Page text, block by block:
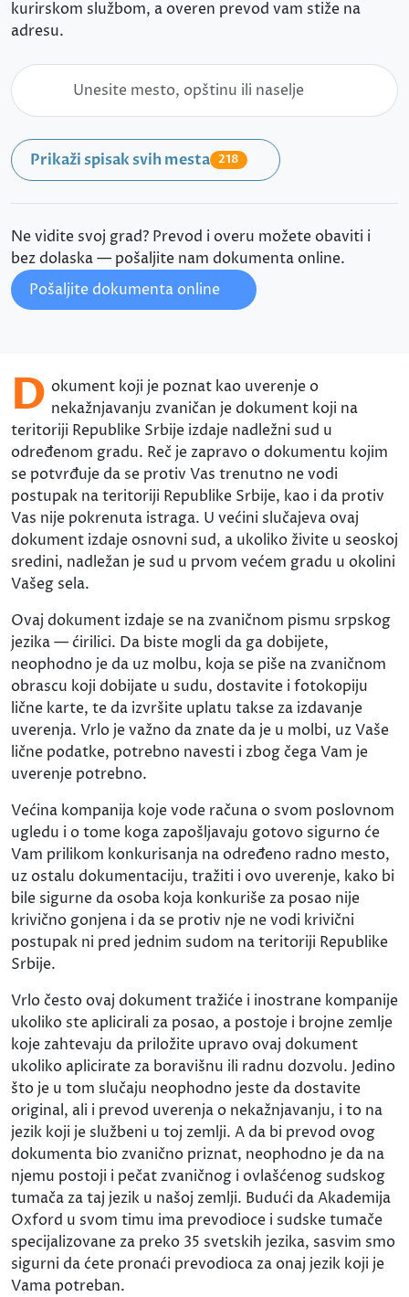
kurirskom službom, a overen prevod vam stiže na
adresu.
Prikaži spisak svih mesta 218
Ne vidite svoj grad? Prevod i overu možete obaviti i
bez dolaska — pošaljite nam dokumenta online.
Pošaljite dokumenta online
D okument koji je poznat kao uverenje o
nekažnjavanju zvaničan je dokument koji na
teritoriji Republike Srbije izdaje nadležni sud u
određenom gradu. Reč je zapravo o dokumentu kojim
se potvrđuje da se protiv Vas trenutno ne vodi
postupak na teritoriji Republike Srbije, kao i da protiv
Vas nije pokrenuta istraga. U većini slučajeva ovaj
dokument izdaje osnovni sud, a ukoliko živite u seoskoj
sredini, nadležan je sud u prvom većem gradu u okolini
Vašeg sela.
Ovaj dokument izdaje se na zvaničnom pismu srpskog
jezika — ćirilici. Da biste mogli da ga dobijete,
neophodno je da uz molbu, koja se piše na zvaničnom
obrascu koji dobijate u sudu, dostavite i fotokopiju
lične karte, te da izvršite uplatu takse za izdavanje
uverenja. Vrlo je važno da znate da je u molbi, uz Vaše
lične podatke, potrebno navesti i zbog čega Vam je
uverenje potrebno.
Većina kompanija koje vode računa o svom poslovnom
ugledu i o tome koga zapošljavaju gotovo sigurno će
Vam prilikom konkurisanja na određeno radno mesto,
uz ostalu dokumentaciju, tražiti i ovo uverenje, kako bi
bile sigurne da osoba koja konkuriše za posao nije
krivično gonjena i da se protiv nje ne vodi krivični
postupak ni pred jednim sudom na teritoriji Republike
Srbije.
Vrlo često ovaj dokument tražiće i inostrane kompanije
ukoliko ste aplicirali za posao, a postoje i brojne zemlje
koje zahtevaju da priložite upravo ovaj dokument
ukoliko aplicirate za boravišnu ili radnu dozvolu. Jedino
što je u tom slučaju neophodno jeste da dostavite
original, ali i prevod uverenja o nekažnjavanju, i to na
jezik koji je službeni u toj zemlji. A da bi prevod ovog
dokumenta bio zvanično priznat, neophodno je da na
njemu postoji i pečat zvaničnog i ovlašćenog sudskog
tumača za taj jezik u našoj zemlji. Budući da Akademija
Oxford u svom timu ima prevodioce i sudske tumače
specijalizovane za preko 35 svetskih jezika, sasvim smo
sigurni da ćete pronaći prevodioca za onaj jezik koji je
Vama potreban.